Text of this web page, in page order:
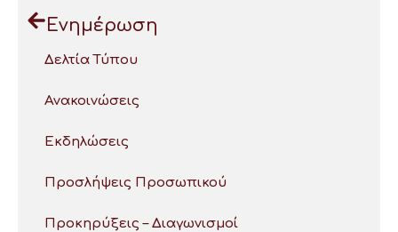
Ενημέρωση
Δελτία Τύπου
Ανακοινώσεις
Εκδηλώσεις
Προσλήψεις Προσωπικού
Προκηρύξεις – Διαγωνισμοί